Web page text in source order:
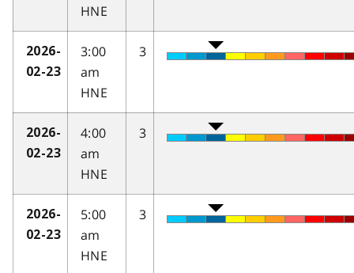
HNE
2026-
02-23
3:00
am
HNE
3
2026-
02-23
4:00
am
HNE
3
2026-
02-23
5:00
am
HNE
3